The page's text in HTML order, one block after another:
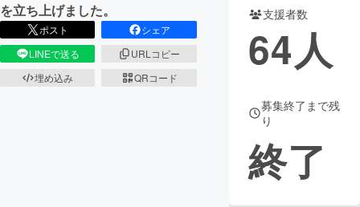
を立ち上げました。
ポスト
シェア
LINEで送る
URLコピー
埋め込み
QRコード
支援者数
64人
募集終了まで残
り
終了